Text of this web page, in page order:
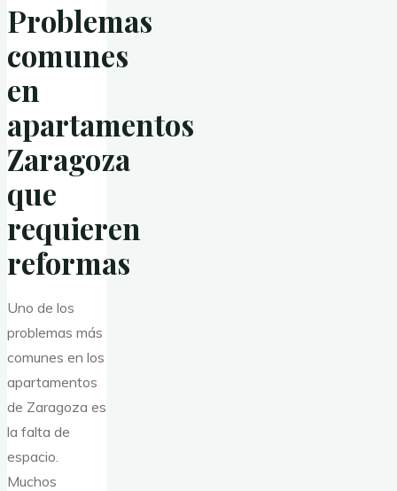
Problemas
comunes
en
apartamentos
Zaragoza
que
requieren
reformas
Uno de los
problemas más
comunes en los
apartamentos
de Zaragoza es
la falta de
espacio.
Muchos